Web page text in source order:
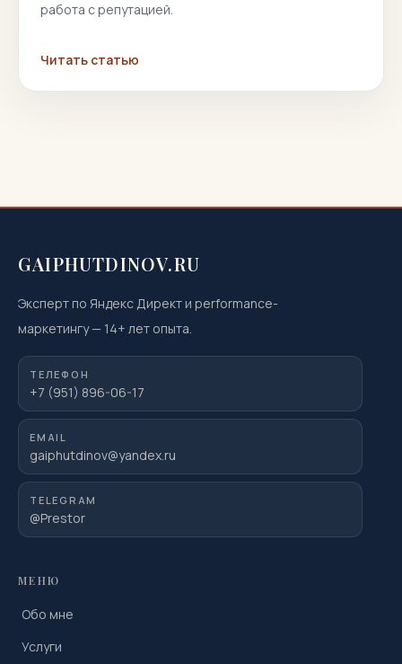
работа с репутацией.
Читать статью
GAIPHUTDINOV.RU
Эксперт по Яндекс Директ и performance-
маркетингу— 14+ лет опыта.
ТЕЛЕФОН
+7 (951) 896-06-17
EMAIL
gaiphutdinov@yandex.ru
TELEGRAM
@Prestor
МЕНЮ
Обо мне
Услуги